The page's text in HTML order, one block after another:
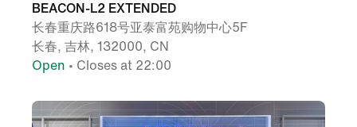
BEACON-L2 EXTENDED
长春重庆路618号亚泰富苑购物中心5F
长春, 吉林, 132000, CN
Open • Closes at 22:00